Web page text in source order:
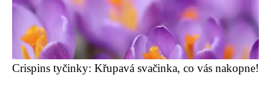
Crispins tyčinky: Křupavá svačinka, co vás nakopne!